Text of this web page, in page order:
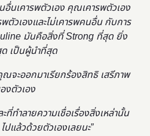
อื่นเคารพตัวเอง คุณเคารพตัวเอง
ตัวเองและไม่เคารพคนอื่น กับการ
มันคือสิ่งที่ Strong ที่สุด ยิ่ง
เป็นผู้นำที่สุด
ะออกมาเรียกร้องสิทธิ เสรีภาพ
งตัวเอง
ทำลายความเชื่อเรื่องสิ่งเหล่านั้น
ปแล้วด้วยตัวเองเลยนะ”